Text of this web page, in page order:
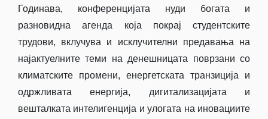
Годинава, конференцијата нуди богата и
разновидна агенда која покрај студентските
трудови, вклучува и исклучителни предавања на
најактуелните теми на денешницата поврзани со
климатските промени, енергетската транзиција и
одржливата енергија, дигитализацијата и
вешталката интелигенција и улогата на иновациите